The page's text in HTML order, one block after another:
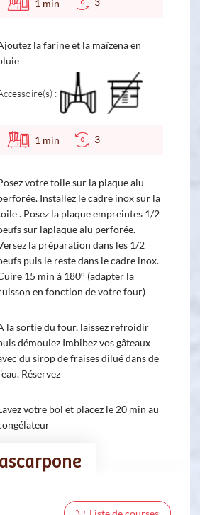
1 min
la farine et la maïzena en
:
1 min 3
votre toile sur la plaque alu
Installez le cadre inox sur la
. Posez la plaque empreintes 1/2
sur laplaque alu perforée.
la préparation dans les 1/2
puis le reste dans le cadre inox.
15 min à 180° (adapter la
en fonction de votre four)
la sortie du four, laissez refroidir
démoulez Imbibez vos gâteaux
du sirop de fraises dilué dans de
Réservez
votre bol et placez le 20 min au